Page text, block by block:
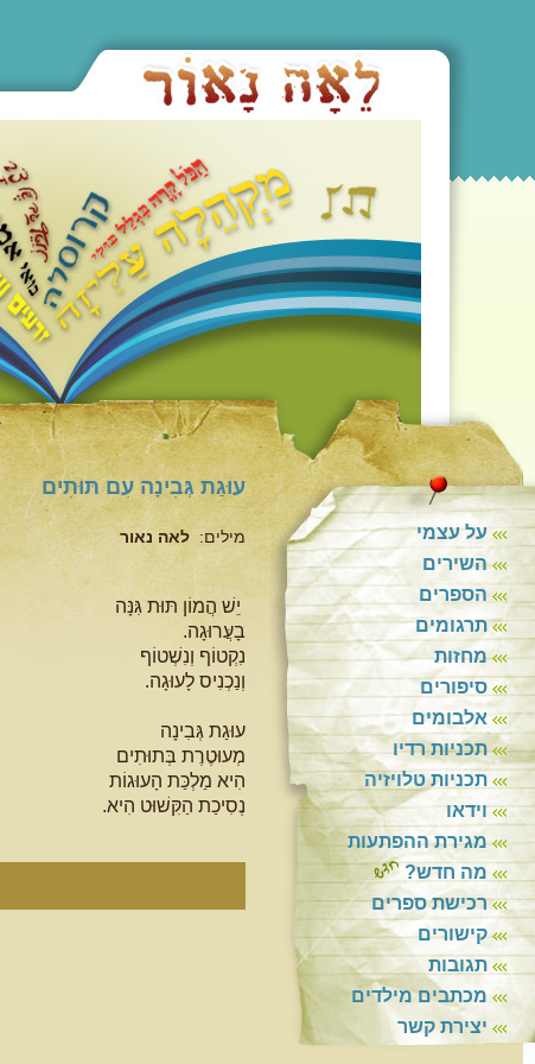
על עצמי
השירים
הספרים
תרגומים
מחזות
סיפורים
אלבומים
תכניות רדיו
תכניות טלויזיה
וידאו
מגירת ההפתעות
מה חדש?
רכישת ספרים
קישורים
תגובות
מכתבים מילדים
יצירת קשר
עוּגַת גְּבִינָה עִם תּוּתִים
מילים: לאה נאור
יֵשׁ הֲמוֹן תּוּת גִּנָּה
בָעֲּרוּגָה.
נִקְטוֹף וְנִשְׁטוֹף
וְנַכְנִיס לָעוּגָה.
עוּגַת גְּבִינָה
מְעוּטֶרֶת בְּתוּתִים
הִיא מַלְכַּת הָעוּגוֹת
נְסִיכַת הַקִּשׁוּט הִיא.